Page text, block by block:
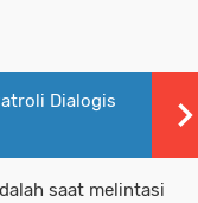
Dialogis
saat melintasi